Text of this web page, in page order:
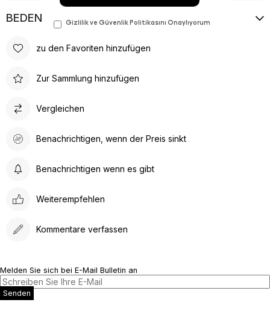
BEDEN KILAVUZU
zu den Favoriten hinzufügen
Zur Sammlung hinzufügen
Vergleichen
Benachrichtigen, wenn der Preis sinkt
Benachrichtigen wenn es gibt
Weiterempfehlen
Kommentare verfassen
Melden Sie sich bei E-Mail Bulletin an
Senden